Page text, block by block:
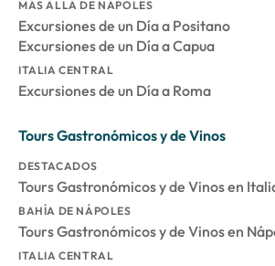
MÁS ALLÁ DE NÁPOLES
Excursiones de un Día a Positano
Excursiones de un Día a Capua
ITALIA CENTRAL
Excursiones de un Día a Roma
Tours Gastronómicos y de Vinos
DESTACADOS
Tours Gastronómicos y de Vinos en
BAHÍA DE NÁPOLES
Tours Gastronómicos y de Vinos en
ITALIA CENTRAL